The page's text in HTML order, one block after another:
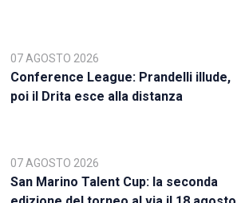
07 AGOSTO 2026
Conference League: Prandelli illude,
poi il Drita esce alla distanza
07 AGOSTO 2026
San Marino Talent Cup: la seconda